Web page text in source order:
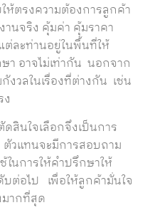
ห้ตรงความต้องการลูกค้า
านจริง คุ้มค่า คุ้มราคา
ต่ละท่านอยู่ในพื้นที่ให้
อาจไม่เท่ากัน นอกจาก
งวลในเรื่องที่ต่างกัน เช่น
นใจเลือกจึงเป็นการ
วแทนจะมีการสอบถาม
ในการให้คำปรึกษาให้
ต่อไป เพื่อให้ลูกค้ามั่นใจ
มากที่สุด